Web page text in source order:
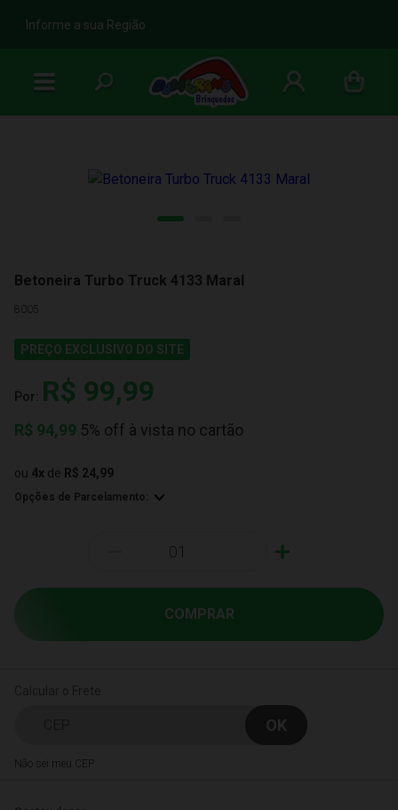
b
Informe a sua Região
Betoneira Turbo Truck 4133 Maral
8005
PREÇO EXCLUSIVO DO SITE
Por: R$ 99,99
R$ 94,99 5% off à vista no cartão
ou 4x de R$ 24,99
Opções de Parcelamento:
+
COMPRAR
Não sei meu CEP